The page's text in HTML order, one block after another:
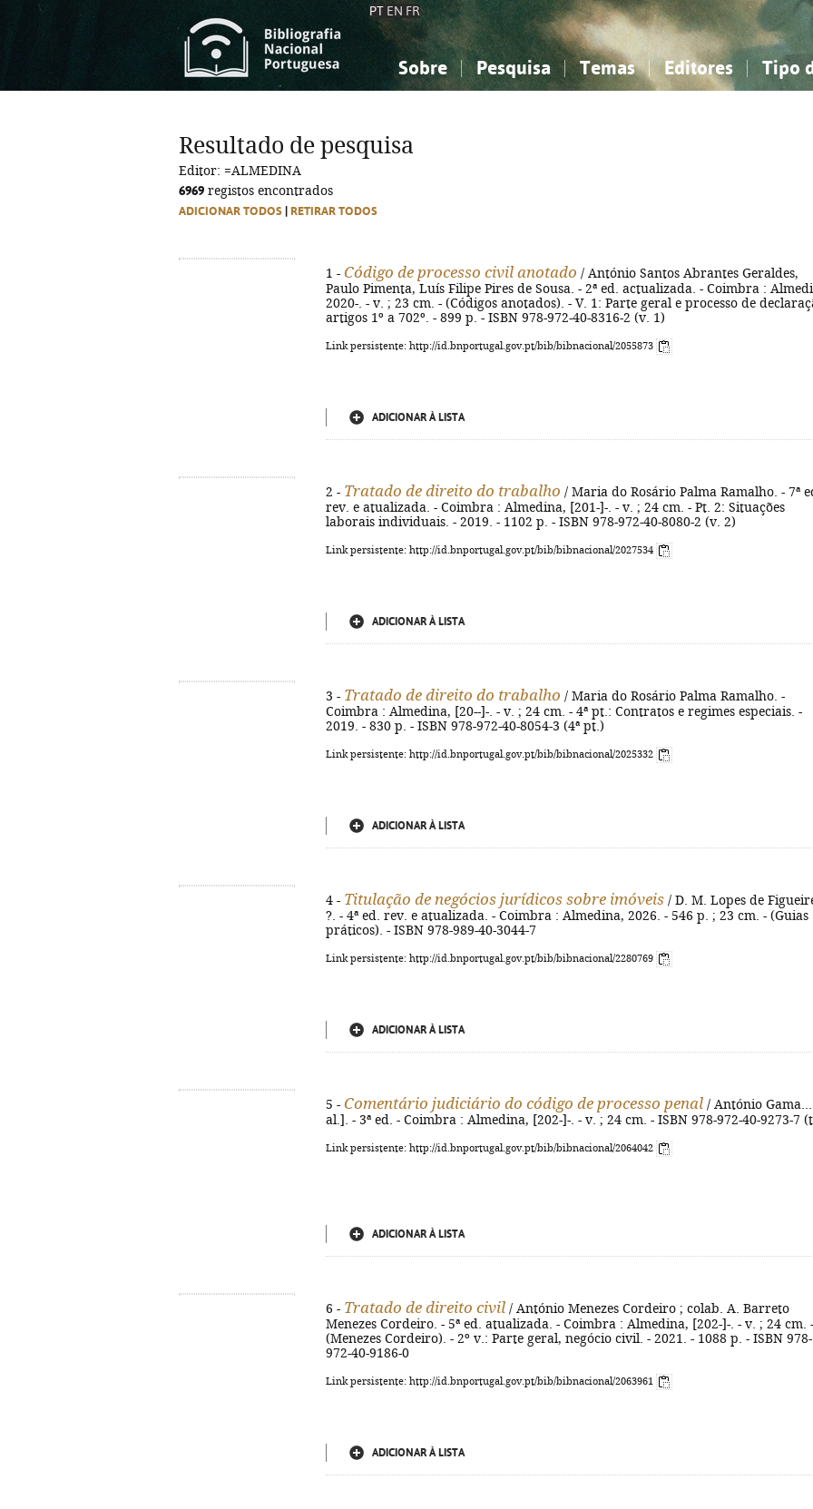
PT EN FR
Sobre Pesquisa Temas
Ciências sociais...
Editores Tipo
Ciências sociais...
Resultado de pesquisa
Editor: =ALMEDINA
6969 registos encontrados
ADICIONAR TODOS RETIRAR TODOS
1 - Código de processo civil anotado / António Santos Abrantes Geraldes,
Paulo Pimenta, Luís Filipe Pires de Sousa. - 2ª ed. actualizada. - Coimbra :
2020-. - v. ; 23 cm. - (Códigos anotados). - V. 1: Parte geral e processo de
artigos 1º a 702º. - 899 p. - ISBN 978-972-40-8316-2 (v. 1)
Link persistente: http://id.bnportugal.gov.pt/bib/bibnacional/2055873
ADICIONAR À LISTA
2 - Tratado de direito do trabalho / Maria do Rosário Palma Ramalho. - 7ª
rev. e atualizada. - Coimbra : Almedina, [201-]-. - v. ; 24 cm. - Pt. 2: Situações
laborais individuais. - 2019. - 1102 p. - ISBN 978-972-40-8080-2 (v. 2)
Link persistente: http://id.bnportugal.gov.pt/bib/bibnacional/2027534
ADICIONAR À LISTA
3 - Tratado de direito do trabalho / Maria do Rosário Palma Ramalho. -
Coimbra : Almedina, [20--]-. - v. ; 24 cm. - 4ª pt.: Contratos e regimes especiais. -
2019. - 830 p. - ISBN 978-972-40-8054-3 (4ª pt.)
Link persistente: http://id.bnportugal.gov.pt/bib/bibnacional/2025332
ADICIONAR À LISTA
4 - Titulação de negócios jurídicos sobre imóveis / D. M. Lopes de
?. - 4ª ed. rev. e atualizada. - Coimbra : Almedina, 2026. - 546 p. ; 23 cm. - (Guias
práticos). - ISBN 978-989-40-3044-7
Link persistente: http://id.bnportugal.gov.pt/bib/bibnacional/2280769
ADICIONAR À LISTA
5 - Comentário judiciário do código de processo penal / António
al.]. - 3ª ed. - Coimbra : Almedina, [202-]-. - v. ; 24 cm. - ISBN 978-972-40-9273-7
Link persistente: http://id.bnportugal.gov.pt/bib/bibnacional/2064042
ADICIONAR À LISTA
6 - Tratado de direito civil / António Menezes Cordeiro ; colab. A. Barreto
Menezes Cordeiro. - 5ª ed. atualizada. - Coimbra : Almedina, [202-]-. - v. ; 24 cm. -
(Menezes Cordeiro). - 2º v.: Parte geral, negócio civil. - 2021. - 1088 p. - ISBN 978-
972-40-9186-0
Link persistente: http://id.bnportugal.gov.pt/bib/bibnacional/2063961
ADICIONAR À LISTA